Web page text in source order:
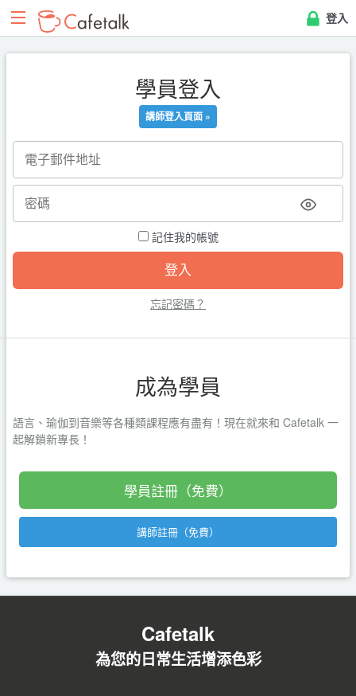
登入
學員登入
講師登入頁面 »
記住我的帳號
忘記密碼？
成為學員
語言、瑜伽到音樂等各種類課程應有盡有！現在就來和 Cafetalk 一
起解鎖新專長！
學員註冊（免費）
講師註冊（免費）
Cafetalk
為您的日常生活增添色彩